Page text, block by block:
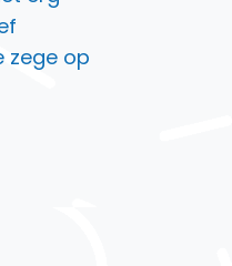
zege op